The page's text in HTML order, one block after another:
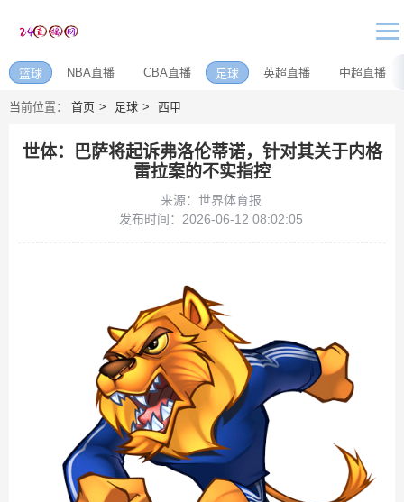
篮球 NBA直播 CBA直播 足球 英超直播 中超直播
当前位置： 首页 足球 西甲
世体：巴萨将起诉弗洛伦蒂诺，针对其关于内格
雷拉案的不实指控
来源：世界体育报
发布时间：2026-06-12 08:02:05